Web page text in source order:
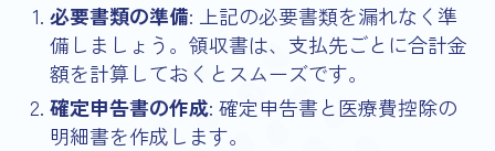
必要書類の準備: 上記の必要書類を漏れなく準
備しましょう。領収書は、支払先ごとに合計金
額を計算しておくとスムーズです。
確定申告書の作成: 確定申告書と医療費控除の
明細書を作成します。